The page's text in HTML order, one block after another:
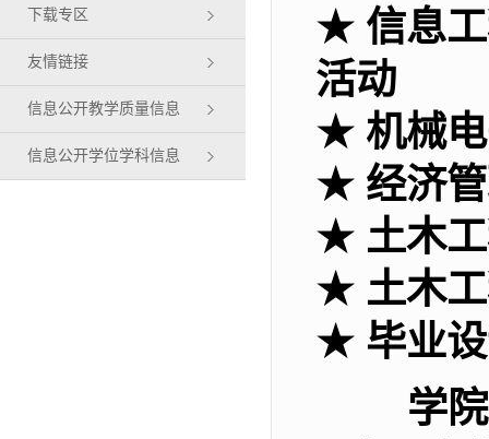
下载专区
友情链接
信息公开教学质量信息
信息公开学位学科信息
★ 信息
活动
★ 机械
★ 经济
★ 土木
★ 土木
★ 毕业
学